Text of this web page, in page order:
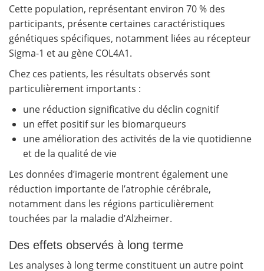
Cette population, représentant environ 70 % des
participants, présente certaines caractéristiques
génétiques spécifiques, notamment liées au récepteur
Sigma-1 et au gène COL4A1.
Chez ces patients, les résultats observés sont
particulièrement importants :
une réduction significative du déclin cognitif
un effet positif sur les biomarqueurs
une amélioration des activités de la vie quotidienne
et de la qualité de vie
Les données d’imagerie montrent également une
réduction importante de l’atrophie cérébrale,
notamment dans les régions particulièrement
touchées par la maladie d’Alzheimer.
Des effets observés à long terme
Les analyses à long terme constituent un autre point